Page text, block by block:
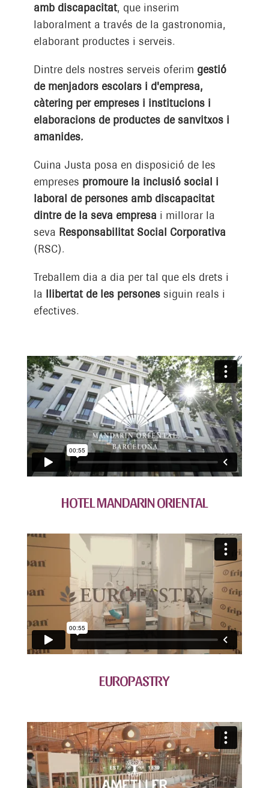
amb discapacitat, que inserim
laboralment a través de la gastronomia,
elaborant productes i serveis.
Dintre dels nostres serveis oferim gestió
de menjadors escolars i d'empresa,
càtering per empreses i institucions i
elaboracions de productes de sanvitxos i
amanides.
Cuina Justa posa en disposició de les
empreses promoure la inclusió social i
laboral de persones amb discapacitat
dintre de la seva empresa i millorar la
seva Responsabilitat Social Corporativa
(RSC).
Treballem dia a dia per tal que els drets i
la llibertat de les persones siguin reals i
efectives.
HOTEL MANDARIN ORIENTAL
EUROPASTRY